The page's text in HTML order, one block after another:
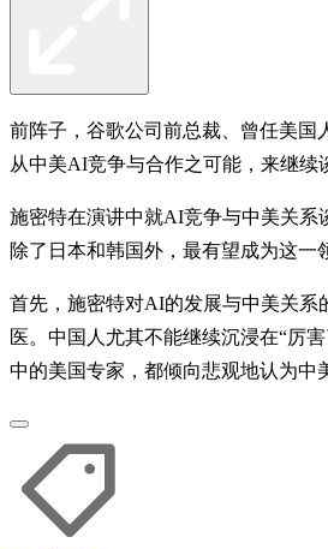
前阵子，谷歌公司前总裁、曾任美国
从中美AI竞争与合作之可能，来继续
施密特在演讲中就AI竞争与中美关系
除了日本和韩国外，最有望成为这一
首先，施密特对AI的发展与中美关系
医。中国人尤其不能继续沉浸在“厉
中的美国专家，都倾向悲观地认为中